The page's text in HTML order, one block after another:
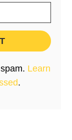
Learn
.